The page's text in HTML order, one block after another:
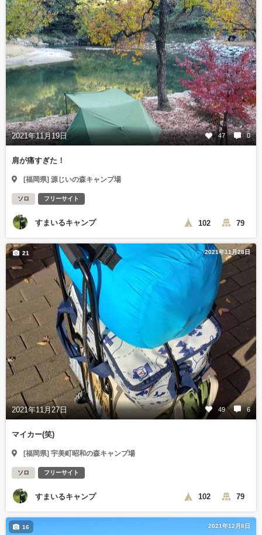
2021年11月19日 47 0
肩が痛すぎた！
[福岡県] 源じいの森キャンプ場
ソロ フリーサイト
すまいるキャンプ 102 79
2021年11月28日
2021年11月27日 49 6
21
マイカー(笑)
[福岡県] 宇美町昭和の森キャンプ場
ソロ フリーサイト
すまいるキャンプ 102 79
2021年12月8日
16